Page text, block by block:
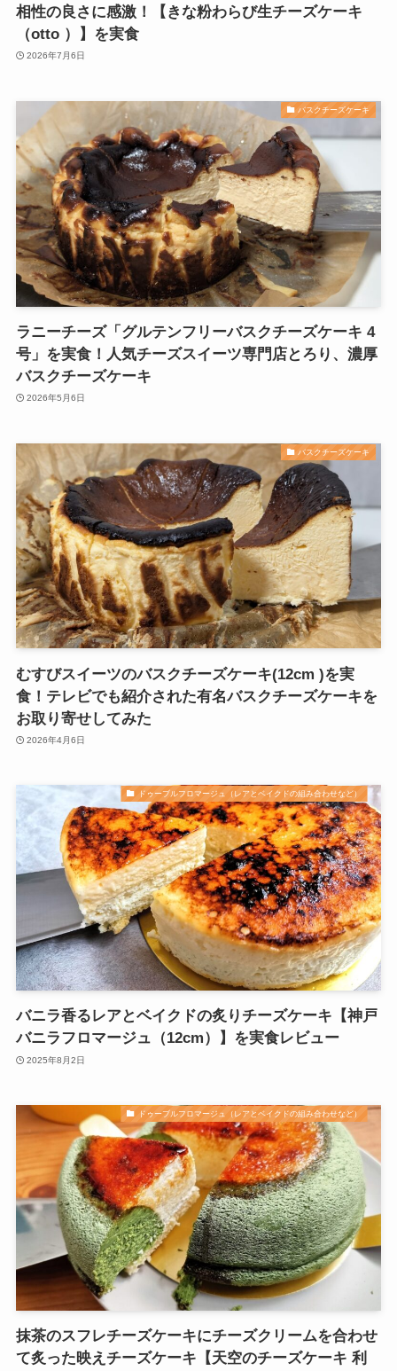
相性の良さに感激！【きな粉わらび生チーズケーキ
（otto ）】を実食
2026年7月6日
バスクチーズケーキ
ラニーチーズ「グルテンフリーバスクチーズケーキ 4
号」を実食！人気チーズスイーツ専門店とろり、濃厚
バスクチーズケーキ
2026年5月6日
バスクチーズケーキ
むすびスイーツのバスクチーズケーキ(12cm )を実
食！テレビでも紹介された有名バスクチーズケーキを
お取り寄せしてみた
2026年4月6日
ドゥーブルフロマージュ（レアとベイクドの組み合わせなど）
バニラ香るレアとベイクドの炙りチーズケーキ【神戸
バニラフロマージュ（12cm）】を実食レビュー
2025年8月2日
ドゥーブルフロマージュ（レアとベイクドの組み合わせなど）
抹茶のスフレチーズケーキにチーズクリームを合わせ
て炙った映えチーズケーキ【天空のチーズケーキ 利